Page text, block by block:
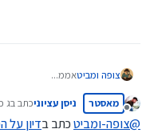
צופה ומביטאממ...
להתקרב לתיק כשלא
מקופות גמל וכו')
מנותק
מאסטר ניסן עציוניכתב בג נערך
@צופה-ומביטכתב בדיון